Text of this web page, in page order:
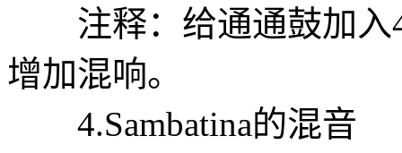
注释：给通通鼓加入
增加混响。
4.Sambatina的混音